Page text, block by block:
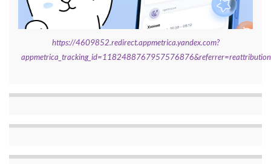
https://4609852.redirect.appmetrica.yandex.com?